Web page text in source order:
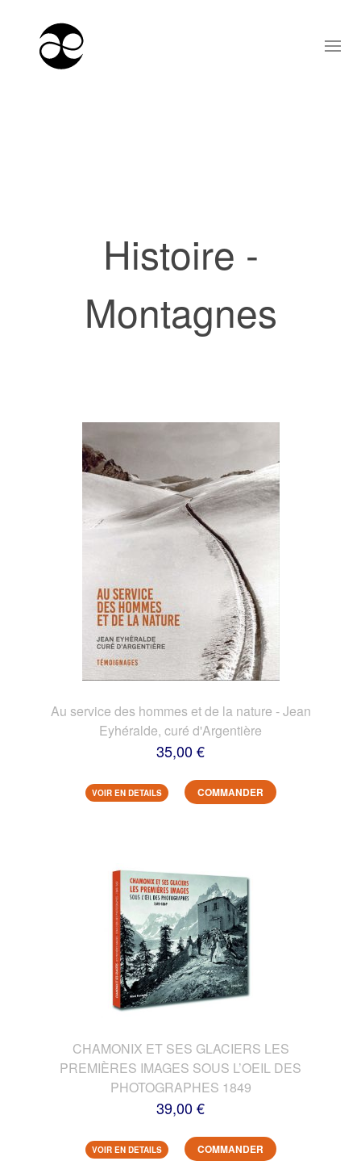
Histoire -
Montagnes
Au service des hommes et de la nature - Jean
Eyhéralde, curé d'Argentière
35,00 €
VOIR EN DETAILS COMMANDER
CHAMONIX ET SES GLACIERS LES
PREMIÈRES IMAGES SOUS L’OEIL DES
PHOTOGRAPHES 1849
39,00 €
VOIR EN DETAILS COMMANDER